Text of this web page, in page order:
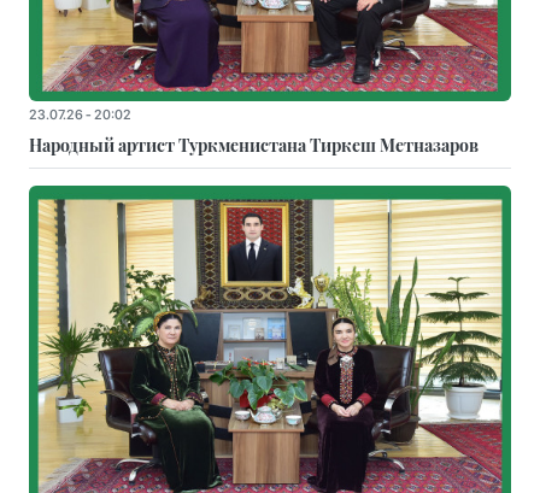
23.07.26 - 20:02
Народный артист Туркменистана Тиркеш Мeтназаров